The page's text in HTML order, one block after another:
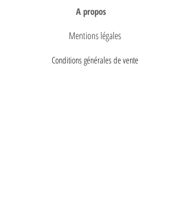
A propos
Mentions légales
Conditions générales de vente